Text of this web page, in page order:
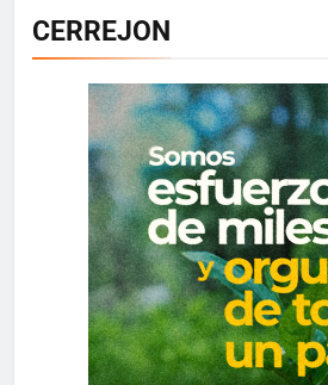
CERREJON